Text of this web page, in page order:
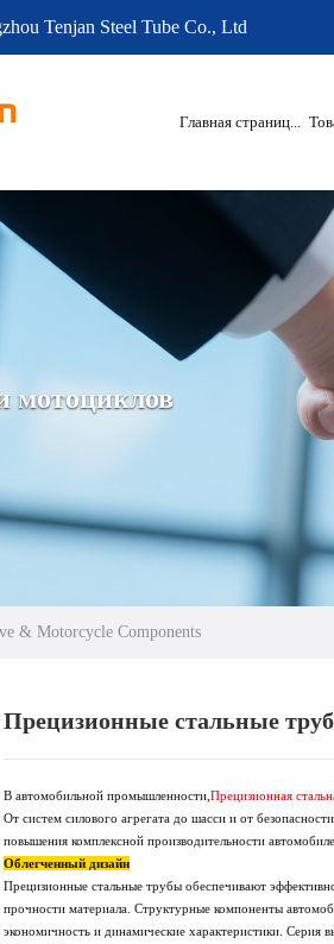
Tenjan Steel Tube Co., Ltd
Главная страниц...
мотоциклов
& Motorcycle Components
Прецизионные стальные
В автомобильной промышленности, Прецизионная
От систем силового агрегата до шасси и от
повышения комплексной производительности
Облегченный дизайн
Прецизионные стальные трубы обеспечивают
прочности материала. Структурные компоненты
экономичность и динамические характеристики. Серия